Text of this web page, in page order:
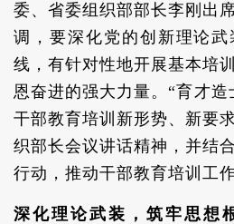
委、省委组织部部长李刚出
调，要深化党的创新理论
线，有针对性地开展基本培
恩奋进的强大力量。“育才
干部教育培训新形势、新要
织部长会议讲话精神，并结
行动，推动干部教育培训工
深化理论武装，筑牢思想